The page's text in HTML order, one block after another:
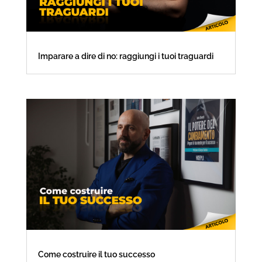
Imparare a dire di no: raggiungi i tuoi traguardi
Come costruire il tuo successo